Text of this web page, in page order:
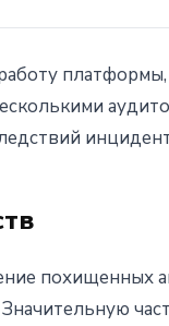
похищенных